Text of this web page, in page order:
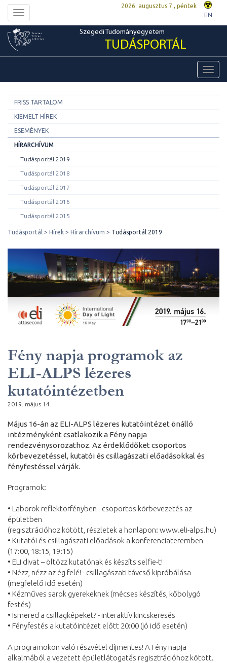
Toggle
navigation
2026. augusztus 7., péntek
EN
Szegedi Tudományegyetem
TUDÁSPORTÁL
FRISS TARTALOM
KIEMELT HÍREK
ESEMÉNYEK
HÍRARCHÍVUM
Tudásportál 2019
Tudásportál 2018
Tudásportál 2017
Tudásportál 2016
Tudásportál 2015
Tudásportál Hírek Hírarchívum Tudásportál 2019
Fény napja programok az
ELI-ALPS lézeres
kutatóintézetben
2019. május 14.
Május 16-án az ELI-ALPS lézeres kutatóintézet önálló
intézményként csatlakozik a Fény napja
rendezvénysorozathoz. Az érdeklődőket csoportos
körbevezetéssel, kutatói és csillagászati előadásokkal és
fényfestéssel várják.
Programok:
• Laborok reflektorfényben - csoportos körbevezetés az
épületben
(regisztrációhoz kötött, részletek a honlapon: www.eli-alps.hu)
• Kutatói és csillagászati előadások a konferenciateremben
(17:00, 18:15, 19:15)
• ELI divat – öltözz kutatónak és készíts selfie-t!
• Nézz, nézz az ég felé! - csillagászati távcső kipróbálása
(megfelelő idő esetén)
• Kézműves sarok gyerekeknek (mécses készítés, kőbolygó
festés)
• Ismered a csillagképeket? - interaktív kincskeresés
• Fényfestés a kutatóintézet előtt 20:00 (jó idő esetén)
A programokon való részvétel díjmentes! A Fény napja
alkalmából a vezetett épületlátogatás regisztrációhoz kötött.